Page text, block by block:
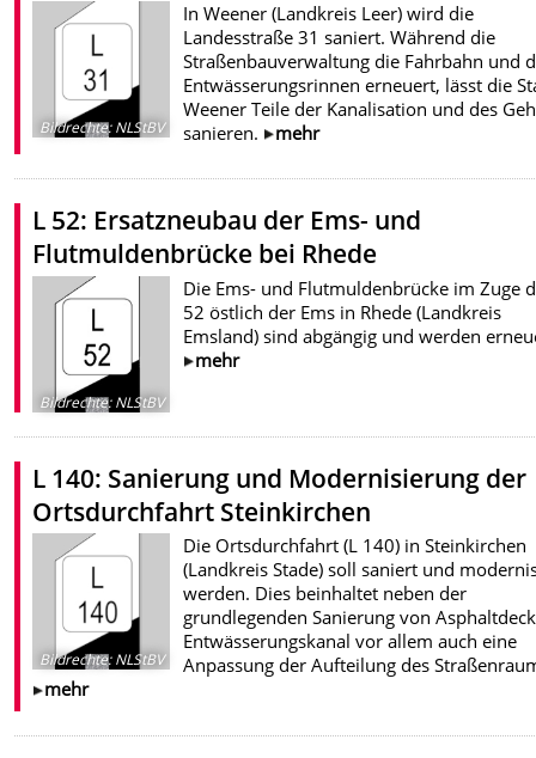
Bildrechte:NLStBV
In Weener (Landkreis Leer) wird die
Landesstraße 31 saniert. Während die
Straßenbauverwaltung die Fahrbahn und
Entwässerungsrinnen erneuert, lässt die
Weener Teile der Kanalisation und des
sanieren.
mehr
L 52: Ersatzneubau der Ems- und
Flutmuldenbrücke bei Rhede
Bildrechte:NLStBV
Die Ems- und Flutmuldenbrücke im Zuge
52 östlich der Ems in Rhede (Landkreis
Emsland) sind abgängig und werden
mehr
L 140: Sanierung und Modernisierung der
Ortsdurchfahrt Steinkirchen
Bildrechte:NLStBV
Die Ortsdurchfahrt (L 140) in Steinkirchen
(Landkreis Stade) soll saniert und
werden. Dies beinhaltet neben der
grundlegenden Sanierung von
Entwässerungskanal vor allem auch eine
Anpassung der Aufteilung des
mehr